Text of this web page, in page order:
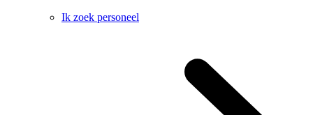
Ik zoek personeel